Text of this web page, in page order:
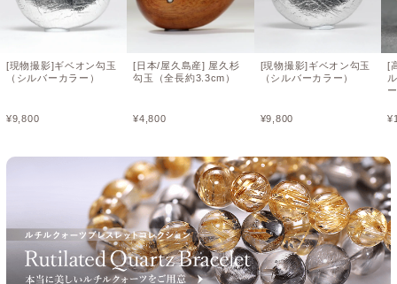
[現物撮影]ギベオン勾玉
（シルバーカラー）
¥9,800
[日本/屋久島産] 屋久杉
勾玉（全長約3.3cm）
¥4,800
[現物撮影]ギベオン勾玉
（シルバーカラー）
¥9,800
[
¥